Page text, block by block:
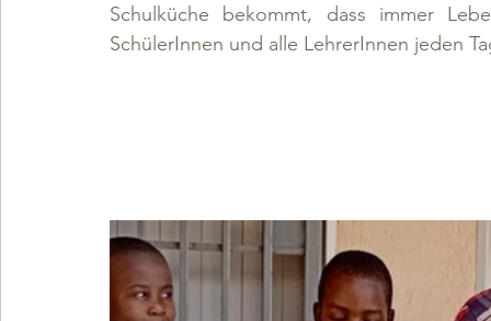
Schulküche bekommt, dass immer
SchülerInnen und alle LehrerInnen jeden